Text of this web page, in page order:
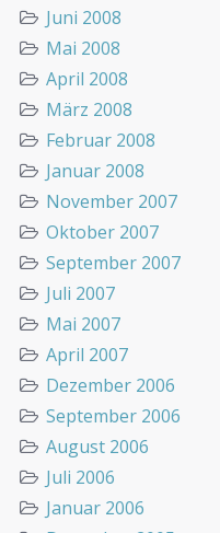
Juni 2008
Mai 2008
April 2008
März 2008
Februar 2008
Januar 2008
November 2007
Oktober 2007
September 2007
Juli 2007
Mai 2007
April 2007
Dezember 2006
September 2006
August 2006
Juli 2006
Januar 2006